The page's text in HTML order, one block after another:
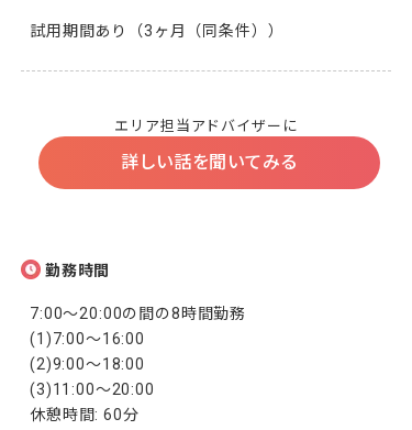
試用期間あり（3ヶ月（同条件））
エリア担当アドバイザーに
詳しい話を聞いてみる
勤務時間
7:00～20:00の間の8時間勤務
(1)7:00～16:00
(2)9:00～18:00
(3)11:00～20:00
休憩時間: 60分